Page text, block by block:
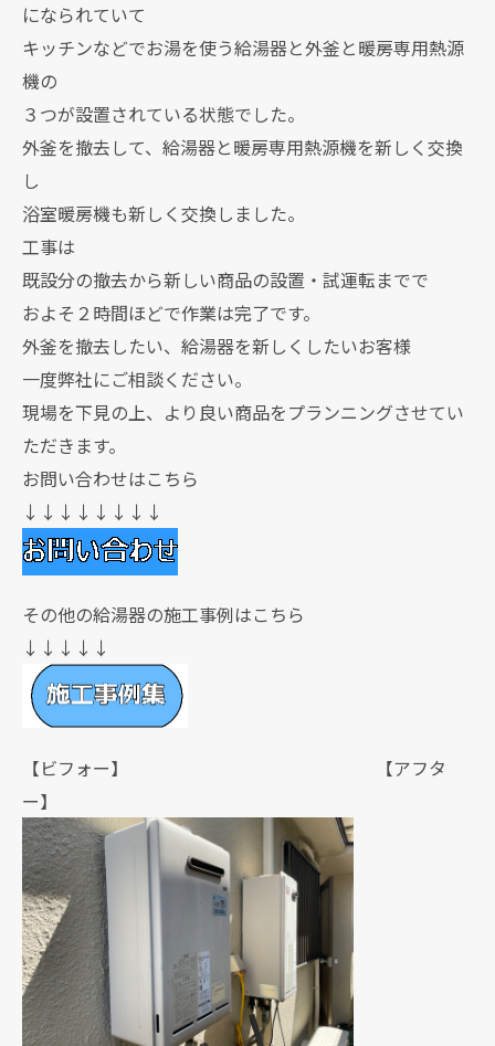
になられていて
キッチンなどでお湯を使う給湯器と外釜と暖房専用熱源
機の
３つが設置されている状態でした。
外釜を撤去して、給湯器と暖房専用熱源機を新しく交換
し
浴室暖房機も新しく交換しました。
工事は
既設分の撤去から新しい商品の設置・試運転までで
およそ２時間ほどで作業は完了です。
外釜を撤去したい、給湯器を新しくしたいお客様
一度弊社にご相談ください。
現場を下見の上、より良い商品をプランニングさせてい
ただきます。
お問い合わせはこちら
↓↓↓↓↓↓↓↓
その他の給湯器の施工事例はこちら
↓↓↓↓↓
【ビフォー】 【アフタ
ー】